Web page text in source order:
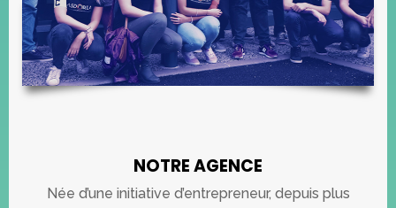
NOTRE AGENCE
Née d’une initiative d’entrepreneur, depuis plus